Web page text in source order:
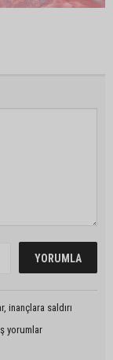
inançlara saldırı
yorumlar